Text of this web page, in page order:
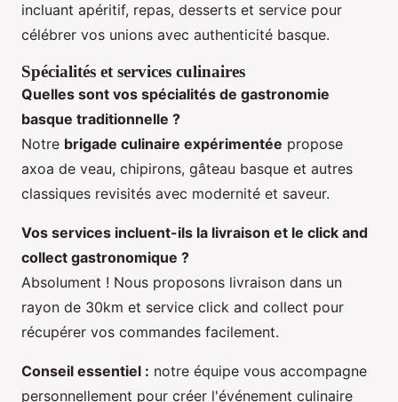
incluant apéritif, repas, desserts et service pour
célébrer vos unions avec authenticité basque.
Spécialités et services culinaires
Quelles sont vos spécialités de gastronomie
basque traditionnelle ?
Notre brigade culinaire expérimentée propose
axoa de veau, chipirons, gâteau basque et autres
classiques revisités avec modernité et saveur.
Vos services incluent-ils la livraison et le click and
collect gastronomique ?
Absolument ! Nous proposons livraison dans un
rayon de 30km et service click and collect pour
récupérer vos commandes facilement.
Conseil essentiel : notre équipe vous accompagne
personnellement pour créer l'événement culinaire